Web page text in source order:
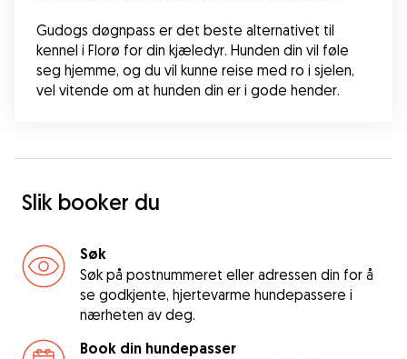
Gudogs døgnpass er det beste alternativet til
kennel i Florø for din kjæledyr. Hunden din vil føle
seg hjemme, og du vil kunne reise med ro i sjelen,
vel vitende om at hunden din er i gode hender.
Slik booker du
Søk
Søk på postnummeret eller adressen din for å
se godkjente, hjertevarme hundepassere i
nærheten av deg.
Book din hundepasser